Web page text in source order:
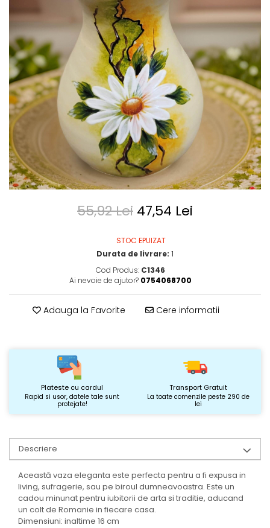
55,92 Lei 47,54 Lei
STOC EPUIZAT
Durata de livrare: 1
Cod Produs: C1346
Ai nevoie de ajutor? 0754068700
Adauga la Favorite Cere informatii
Plateste cu cardul
Rapid si usor, datele tale sunt
protejate!
Transport Gratuit
La toate comenzile peste 290 de
lei
Descriere
Această vaza eleganta este perfecta pentru a fi expusa in
living, sufragerie, sau pe biroul dumneavoastra. Este un
cadou minunat pentru iubitorii de arta si traditie, aducand
un colt de Romanie in fiecare casa.
Dimensiuni: inaltime 16 cm